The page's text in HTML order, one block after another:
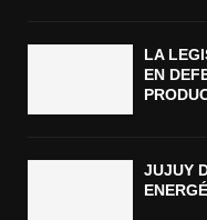
LA
EN
JUJUY